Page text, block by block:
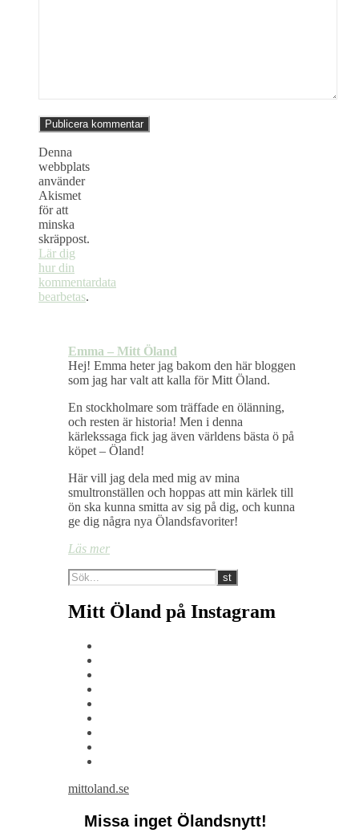
Denna
webbplats
använder
Akismet
för att
minska
skräppost.
Lär dig
hur din
kommentardata
bearbetas.
Emma – Mitt Öland
Hej! Emma heter jag bakom den här bloggen
som jag har valt att kalla för Mitt Öland.
En stockholmare som träffade en ölänning,
och resten är historia! Men i denna
kärlekssaga fick jag även världens bästa ö på
köpet – Öland!
Här vill jag dela med mig av mina
smultronställen och hoppas att min kärlek till
ön ska kunna smitta av sig på dig, och kunna
ge dig några nya Ölandsfavoriter!
Läs mer
Mitt Öland på Instagram
mittoland.se
Missa inget Ölandsnytt!